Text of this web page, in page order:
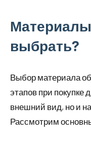
выбрать?
Выбор материала
этапов при покупке
внешний вид, но и
Рассмотрим